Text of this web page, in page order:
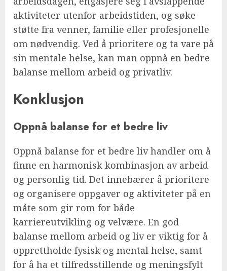
aktiviteter utenfor arbeidstiden, og søke
støtte fra venner, familie eller profesjonelle
om nødvendig. Ved å prioritere og ta vare på
sin mentale helse, kan man oppnå en bedre
balanse mellom arbeid og privatliv.
Konklusjon
Oppnå balanse for et bedre liv
Oppnå balanse for et bedre liv handler om å
finne en harmonisk kombinasjon av arbeid
og personlig tid. Det innebærer å prioritere
og organisere oppgaver og aktiviteter på en
måte som gir rom for både
karriereutvikling og velvære. En god
balanse mellom arbeid og liv er viktig for å
opprettholde fysisk og mental helse, samt
for å ha et tilfredsstillende og meningsfylt